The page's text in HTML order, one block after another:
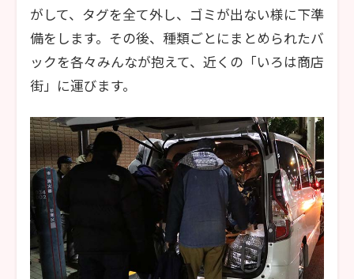
がして、タグを全て外し、ゴミが出ない様に下準
備をします。その後、種類ごとにまとめられたバ
ックを各々みんなが抱えて、近くの「いろは商店
街」に運びます。